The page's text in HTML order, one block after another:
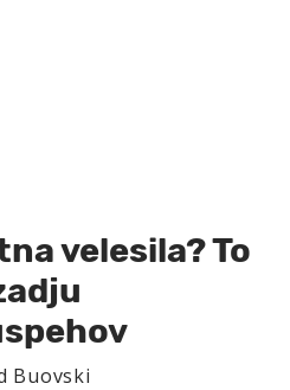
velesila? To
Buovski